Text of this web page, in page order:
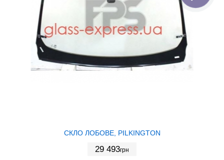
СКЛО ЛОБОВЕ, PILKINGTON
29 493грн